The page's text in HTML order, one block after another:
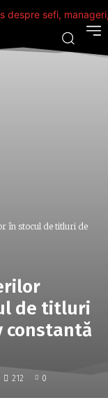
în stocul de titluri de
de titluri
constantă
212 0